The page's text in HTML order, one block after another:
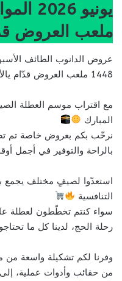
ملعب العروض
1448 ملعب العروض قدّام يالأخضر
مع اقتراب موسم العطلة
المبارك
نرحّب بكم بعروض خاصة تم
بالراحة والتوفير في أجمل
استعدّوا لصيفٍ مختلف يجمع
التنافسية
سواء كنتم تخطّطون لعطلة
رحلة الحج، لدينا كل ما
وفرنا لكم تشكيلة واسعة من
من حقائب وأدوات عملية، إلى